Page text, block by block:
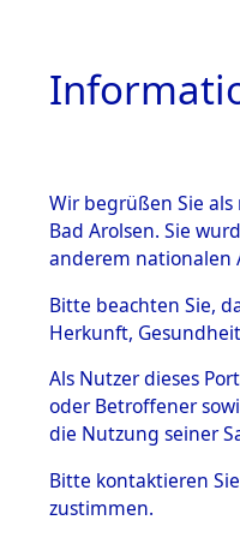
BESTÄNDE
Inhaftierungsdoku
mente
1.2.9 Beim ITS
verwahrte
1.2.9.1
Effekten aus
Wir begrüßen Sie
Bad Arolsen. Sie
anderem nationalen
Bitte beachten Sie,
Herkunft,
Als Nutzer dieses
oder Betroffener
die Nutzung seiner
Bitte kontaktieren
zustimmen.